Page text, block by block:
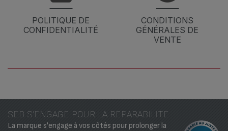
POLITIQUE DE
CONFIDENTIALITÉ
CONDITIONS
GÉNÉRALES DE
VENTE
SEB S'ENGAGE POUR LA REPARABILITE
La marque s'engage à vos côtés pour prolonger la